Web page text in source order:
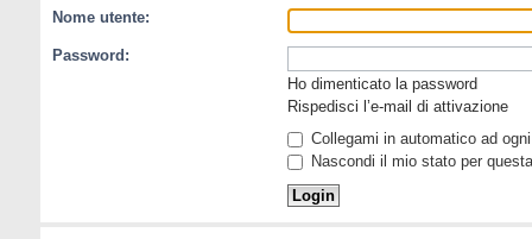
Nome utente:
Password:
Ho dimenticato la password
Rispedisci l’e-mail di attivazione
Collegami in automatico ad
Nascondi il mio stato per